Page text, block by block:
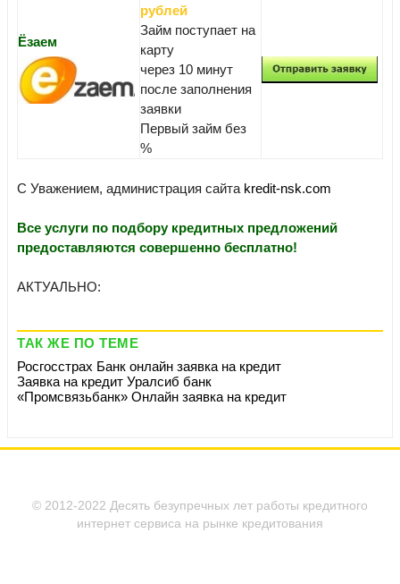
Ёзаем
рублей
Займ поступает на
карту
через 10 минут
после заполнения
заявки
Первый займ без
%
С Уважением, администрация сайта kredit-nsk.com
Все услуги по подбору кредитных предложений
предоставляются совершенно бесплатно!
АКТУАЛЬНО:
ТАК ЖЕ ПО ТЕМЕ
Росгосстрах Банк онлайн заявка на кредит
Заявка на кредит Уралсиб банк
«Промсвязьбанк» Онлайн заявка на кредит
© 2012-2022 Десять безупречных лет работы кредитного
интернет сервиса на рынке кредитования